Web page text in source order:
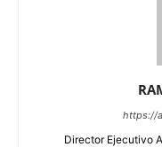
https://
Director Ejecutivo